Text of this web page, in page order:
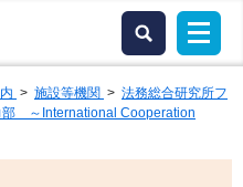
> 施設等機関 > 法務総合研究所フ
部 ～International Cooperation